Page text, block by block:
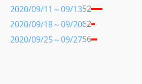
2020/09/11～09/1352
2020/09/18～09/2062
2020/09/25～09/2756